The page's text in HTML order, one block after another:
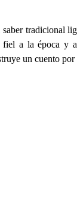
saber tradicional
a la época y
un cuento por